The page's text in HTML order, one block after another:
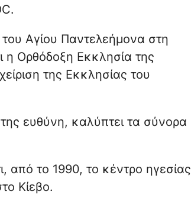
Αγίου Παντελεήμονα στη
η Ορθόδοξη Εκκλησία της
της Εκκλησίας του
ευθύνη, καλύπτει τα σύνορα
από το 1990, το κέντρο ηγεσίας
Κίεβο.